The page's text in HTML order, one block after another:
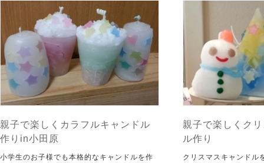
親子で楽しくカラフルキャンドル
作りin小田原
小学生のお子様でも本格的なキャンドルを作
親子で楽しくク
ル作り
クリスマスキャンドル